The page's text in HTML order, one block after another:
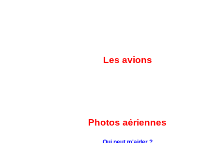
Les avions
Photos aériennes